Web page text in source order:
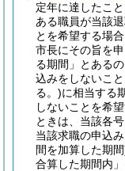
定年に達したこ
ある職員が当該
とを希望する場
市長にその旨を申
る期間」とある
込みをしないこ
る。)に相当する
しないことを希
ときは、当該各
当該求職の申込
間を加算した期
合算した期間内」